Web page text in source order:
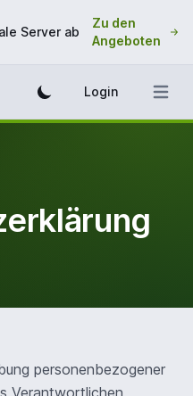
Server ab
Zu den
Angeboten
Login
personenbezogener
Verantwortlichen